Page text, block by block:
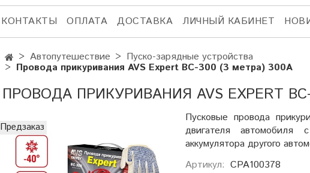
КОНТАКТЫ ОПЛАТА ДОСТАВКА ЛИЧНЫЙ КАБИНЕТ
Автопутешествие Пуско-зарядные устройства
Провода прикуривания AVS Expert BC-300 (3 метра) 300А
ПРОВОДА ПРИКУРИВАНИЯ AVS EXPERT
Предзаказ
Пусковые провода
двигателя автомобиля
аккумулятора другого
Артикул: CPA100378